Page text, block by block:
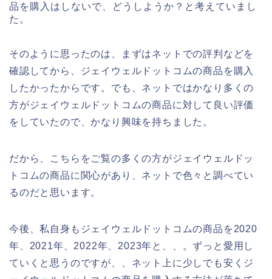
品を購入はしないで、どうしようか？と考えていまし
た。
そのように思ったのは、まずはネットでの評判などを
確認してから、ジェイウェルドットコムの商品を購入
したかったからです。でも、ネットではかなり多くの
方がジェイウェルドットコムの商品に対して良い評価
をしていたので、かなり興味を持ちました。
だから、こちらをご覧の多くの方がジェイウェルドッ
トコムの商品に関心があり、ネットで色々と調べてい
るのだと思います。
今後、私自身もジェイウェルドットコムの商品を2020
年、2021年、2022年、2023年と、、。ずっと愛用し
ていくと思うのですが、、ネット上に少しでも安くジ